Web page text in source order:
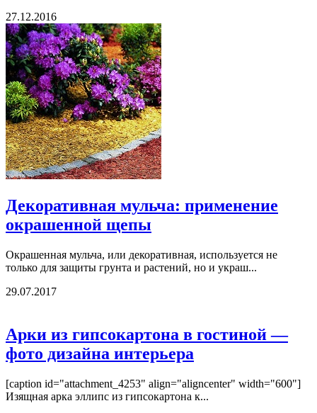
27.12.2016
Декоративная мульча: применение
окрашенной щепы
Окрашенная мульча, или декоративная, используется не
только для защиты грунта и растений, но и украш...
29.07.2017
Арки из гипсокартона в гостиной —
фото дизайна интерьера
[caption id="attachment_4253" align="aligncenter" width="600"]
Изящная арка эллипс из гипсокартона к...